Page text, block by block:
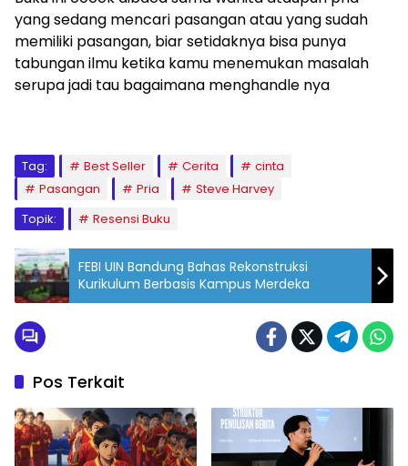
yang sedang mencari pasangan atau yang sudah
memiliki pasangan, biar setidaknya bisa punya
tabungan ilmu ketika kamu menemukan masalah
serupa jadi tau bagaimana menghandle nya
Tag: Best Seller Cerita
cinta
Pasangan
Pria
Steve Harvey
Topik:
Resensi Buku
FEBI UIN Bandung Bahas Rekonstruksi
Kurikulum Berbasis Kampus Merdeka
Pos Terkait